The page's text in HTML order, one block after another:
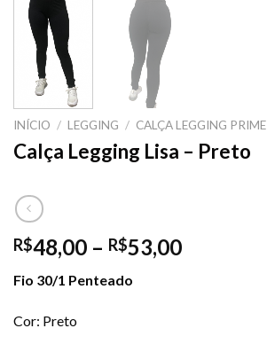
INÍCIO / LEGGING / CALÇA LEGGING PRIME
Calça Legging Lisa – Preto
R$48,00 – R$53,00
Fio 30/1 Penteado
Cor: Preto